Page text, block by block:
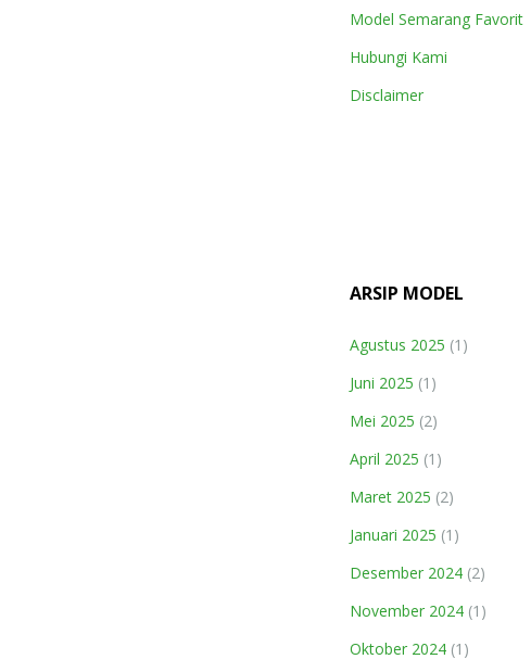
Model Semarang Favorit
Hubungi Kami
Disclaimer
ARSIP MODEL
Agustus 2025 (1)
Juni 2025 (1)
Mei 2025 (2)
April 2025 (1)
Maret 2025 (2)
Januari 2025 (1)
Desember 2024 (2)
November 2024 (1)
Oktober 2024 (1)